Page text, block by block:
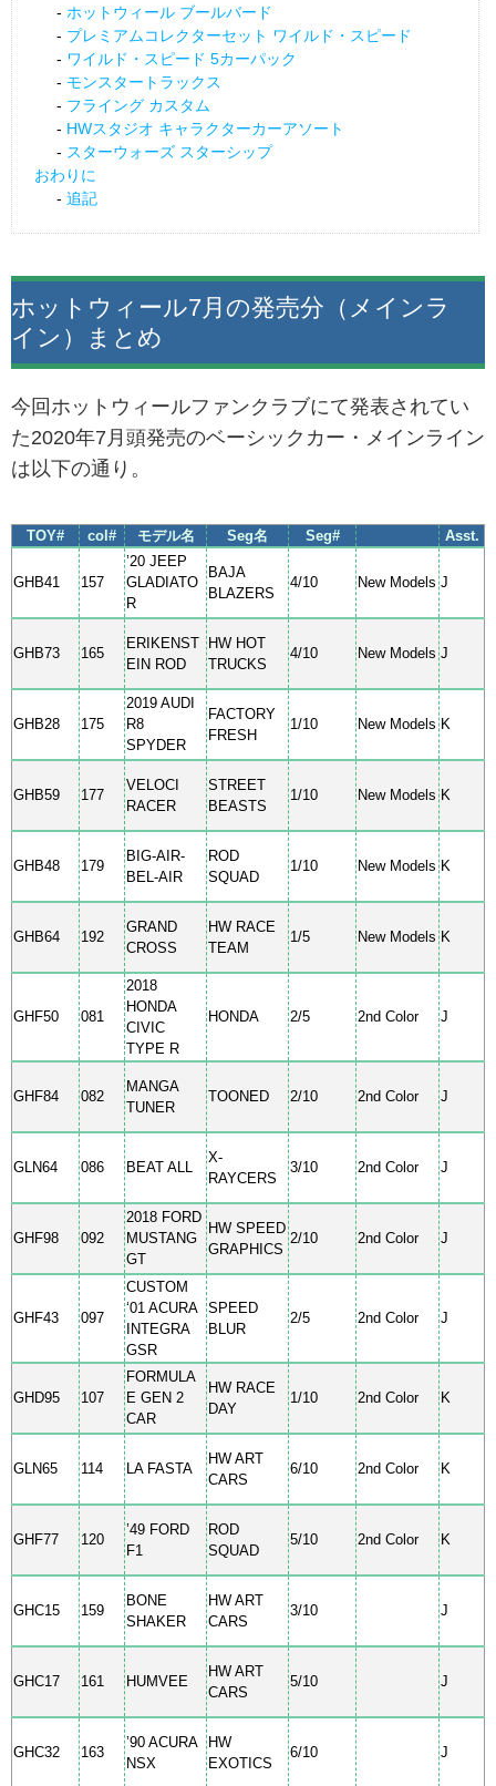
ホットウィール ブールバード
プレミアムコレクターセット ワイルド・スピード
ワイルド・スピード 5カーパック
モンスタートラックス
フライング カスタム
HWスタジオ キャラクターカーアソート
スターウォーズ スターシップ
おわりに
追記
ホットウィール7月の発売分（メインラ
イン）まとめ
今回ホットウィールファンクラブにて発表されてい
た2020年7月頭発売のベーシックカー・メインライン
は以下の通り。
TOY# col# モデル名 Seg名 Seg# Asst.
GHB41 157
’20 JEEP
GLADIATO
R
BAJA
BLAZERS
4/10 New Models J
GHB73 165
ERIKENST
EIN ROD
HW HOT
TRUCKS
4/10 New Models J
GHB28 175
2019 AUDI
R8
SPYDER
FACTORY
FRESH
1/10 New Models K
GHB59 177
VELOCI
RACER
STREET
BEASTS
1/10 New Models K
GHB48 179
BIG-AIR-
BEL-AIR
ROD
SQUAD
1/10 New Models K
GHB64 192
GRAND
CROSS
HW RACE
TEAM
1/5 New Models K
GHF50 081
2018
HONDA
CIVIC
TYPE R
HONDA 2/5 2nd Color J
GHF84 082
MANGA
TUNER
TOONED 2/10 2nd Color J
GLN64 086 BEAT ALL
X-
RAYCERS
3/10 2nd Color J
GHF98 092
2018 FORD
MUSTANG
GT
HW SPEED
GRAPHICS
2/10 2nd Color J
GHF43 097
CUSTOM
‘01 ACURA
INTEGRA
GSR
SPEED
BLUR
2/5 2nd Color J
GHD95 107
FORMULA
E GEN 2
CAR
HW RACE
DAY
1/10 2nd Color K
GLN65 114 LA FASTA
HW ART
CARS
6/10 2nd Color K
GHF77 120
’49 FORD
F1
ROD
SQUAD
5/10 2nd Color K
GHC15 159
BONE
SHAKER
HW ART
CARS
3/10 J
GHC17 161 HUMVEE
HW ART
CARS
5/10 J
GHC32 163
’90 ACURA
NSX
HW
EXOTICS
6/10 J